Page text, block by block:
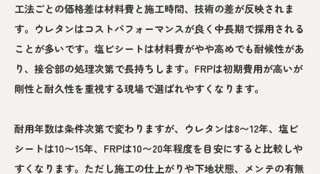
工法ごとの価格差は材料費と施工時間、技術の差が反映されま
す。ウレタンはコストパフォーマンスが良く中長期で採用される
ことが多いです。塩ビシートは材料費がやや高めでも耐候性があ
り、接合部の処理次第で長持ちします。FRPは初期費用が高いが
剛性と耐久性を重視する現場で選ばれやすくなります。
耐用年数は条件次第で変わりますが、ウレタンは8〜12年、塩ビ
シートは10〜15年、FRPは10〜20年程度を目安にすると比較しや
すくなります。ただし施工の仕上がりや下地状態、メンテの有無